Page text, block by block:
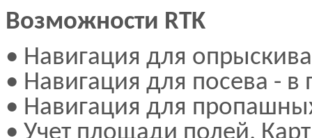
Возможности RTK
• Навигация для
• Навигация для посева - в
• Навигация для